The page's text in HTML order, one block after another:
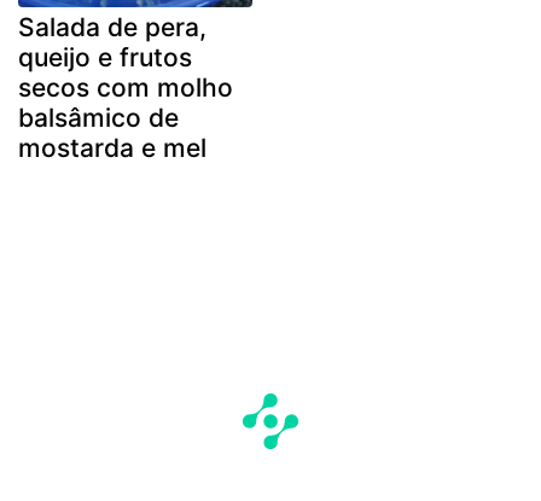
Salada de pera,
queijo e frutos
secos com molho
balsâmico de
mostarda e mel